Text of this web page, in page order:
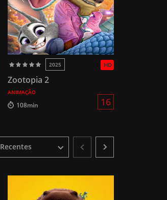
HD
2025
Zootopia 2
ANIMAÇÃO
108min 16
Recentes